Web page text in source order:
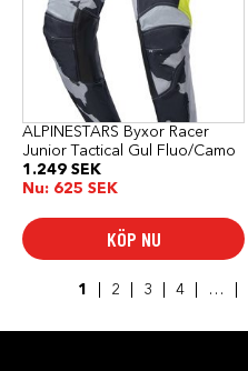
ALPINESTARS Byxor Racer
Junior Tactical Gul Fluo/Camo
1.249 SEK
Nu: 625 SEK
KÖP NU
olika
alternativen
kan
väljas
produktsidan
1 2 3 4 …